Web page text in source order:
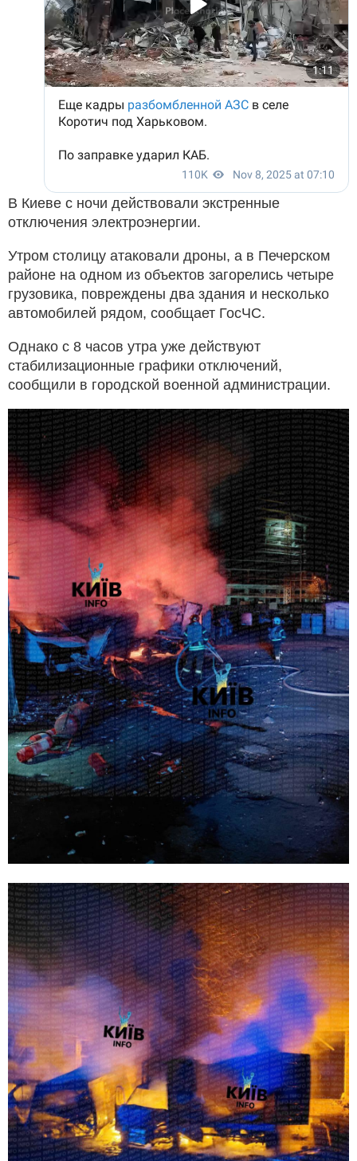
В Киеве с ночи действовали экстренные
отключения электроэнергии.
Утром столицу атаковали дроны, а в Печерском
районе на одном из объектов загорелись четыре
грузовика, повреждены два здания и несколько
автомобилей рядом, сообщает ГосЧС.
Однако с 8 часов утра уже действуют
стабилизационные графики отключений,
сообщили в городской военной администрации.